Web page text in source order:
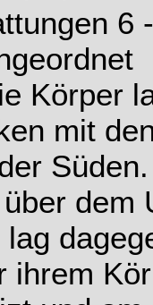
6
Körper
mit
dem
ihrem